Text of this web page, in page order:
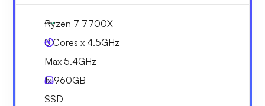
Ryzen 7 7700X
8 Cores x 4.5GHz
Max 5.4GHz
1x960GB
SSD